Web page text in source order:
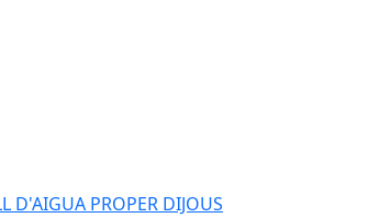
PROPER DIJOUS 13 DE JUNY DE